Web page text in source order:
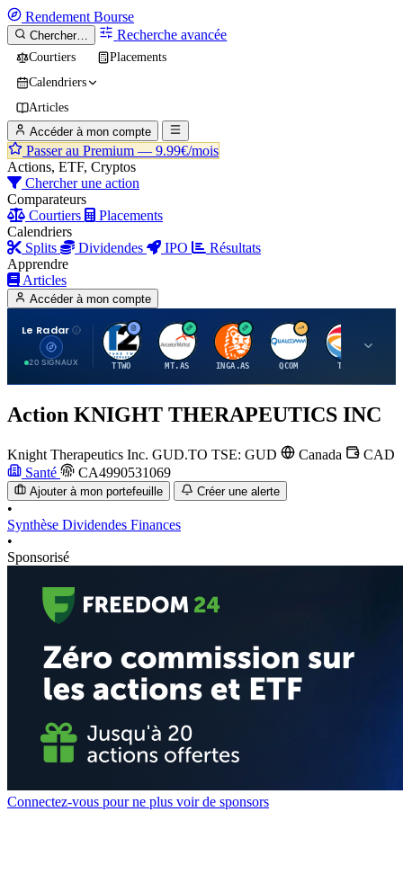
Rendement Bourse
Chercher… Recherche avancée
Courtiers
Placements
Calendriers
Articles
Accéder à mon compte
Passer au Premium — 9.99€/mois
Actions, ETF, Cryptos
Chercher une action
Comparateurs
Courtiers
Placements
Calendriers
Splits
Dividendes IPO
Résultats
Apprendre
Articles
Accéder à mon compte
Le Radar
20 SIGNAUX
T
TTWO
A
MT.AS
I
INGA.AS
Q
QCOM
T
TTE
Action KNIGHT THERAPEUTICS INC
Knight Therapeutics Inc. GUD.TO TSE: GUD Canada
CAD
Santé
CA4990531069
Ajouter à mon portefeuille Créer une alerte
•
Synthèse Dividendes Finances
•
Sponsorisé
Connectez-vous pour ne plus voir de sponsors